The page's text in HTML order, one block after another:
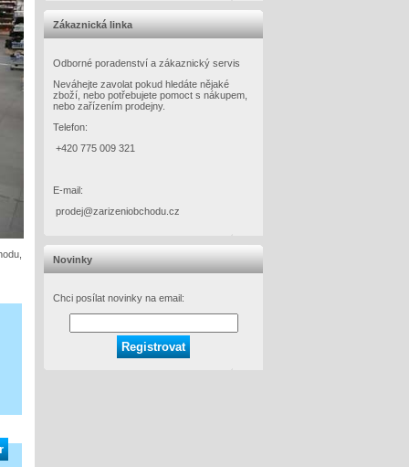
Zákaznická linka
Odborné poradenství a zákaznický servis
Neváhejte zavolat pokud hledáte nějaké
zboží, nebo potřebujete pomoct s nákupem,
nebo zařízením prodejny.
Telefon:
+420 775 009 321
E-mail:
prodej@zarizeniobchodu.cz
Novinky
Chci posílat novinky na email: